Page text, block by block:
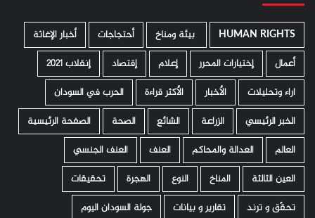
HUMAN RIGHTS ­ بيئة ومناخ أحتجاجات
أخبار الإغاثة
أعمال
إختيارات المحرر إعلام إقتصاد
إنقلاب 2021
اراء وتحليلات
الأخبار الأكثر قراءة
الحرب في السودان
الخبر الرئيسي
الزراعة الشائع الصحة
الصفحة الرئيسية
العالم
العدالة والمحاكم العنف
العنف الجنسي
العين الثالثة
المناخ النوع الهجرة
تحقيقات
تحقّق و ترند
تقارير و بيانات
جولة السودان اليوم